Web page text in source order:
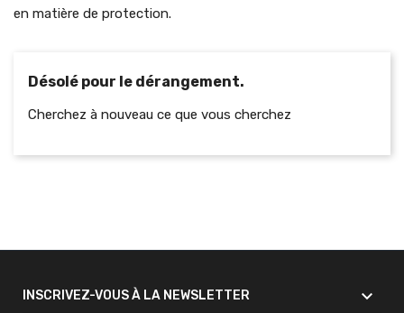
en matière de protection.
Désolé pour le dérangement.
Cherchez à nouveau ce que vous cherchez
INSCRIVEZ-VOUS À LA NEWSLETTER 